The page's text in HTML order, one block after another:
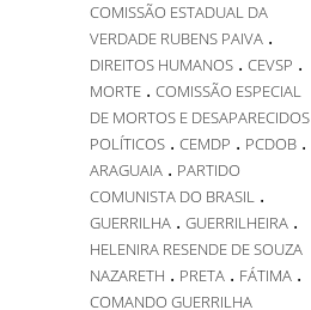
COMISSÃO ESTADUAL DA
VERDADE RUBENS PAIVA .
DIREITOS HUMANOS . CEVSP .
MORTE . COMISSÃO ESPECIAL
DE MORTOS E DESAPARECIDOS
POLÍTICOS . CEMDP . PCDOB .
ARAGUAIA . PARTIDO
COMUNISTA DO BRASIL .
GUERRILHA . GUERRILHEIRA .
HELENIRA RESENDE DE SOUZA
NAZARETH . PRETA . FÁTIMA .
COMANDO GUERRILHA